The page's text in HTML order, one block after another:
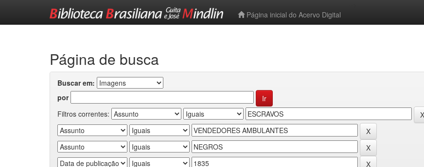
Página inicial do Acervo Digital
Página de busca
Buscar em:
por
Filtros correntes: